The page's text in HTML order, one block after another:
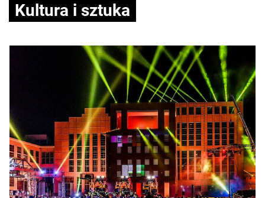
Kultura i sztuka